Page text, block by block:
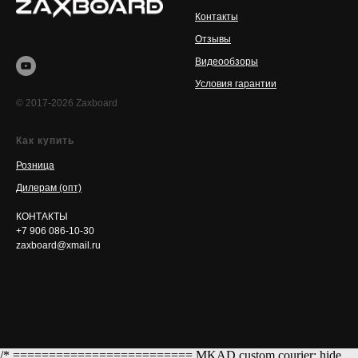
© 2017-2026 Zaxboard
Контакты
Отзывы
Видеообзоры
Условия гарантии
Как купить
Розница
Дилерам (опт)
КОНТАКТЫ
+7 906 086-10-30
zaxboard@xmail.ru
/* ========================= MKAD custom courier: hide